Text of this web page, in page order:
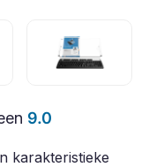
9.0
karakteristieke